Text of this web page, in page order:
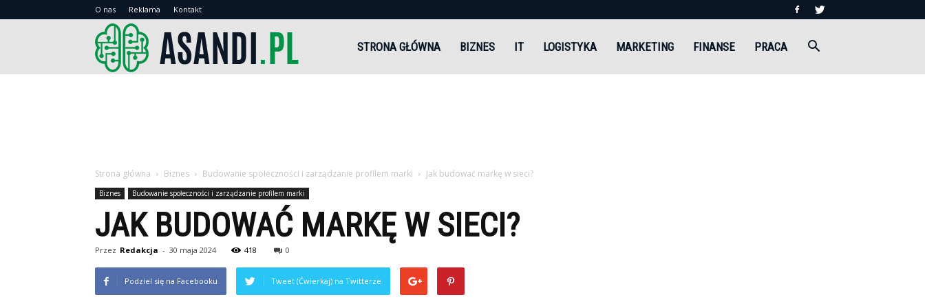
O nas Reklama Kontakt
STRONA GŁÓWNA BIZNES IT LOGISTYKA MARKETING FINANSE PRACA
Strona główna Biznes Budowanie społeczności i zarządzanie profilem marki Jak budować markę w sieci?
Biznes Budowanie społeczności i zarządzanie profilem marki
JAK BUDOWAĆ MARKĘ W SIECI?
Przez Redakcja - 30 maja 2024 418 0
Podziel się na Facebooku Tweet (Ćwierkaj) na Twitterze